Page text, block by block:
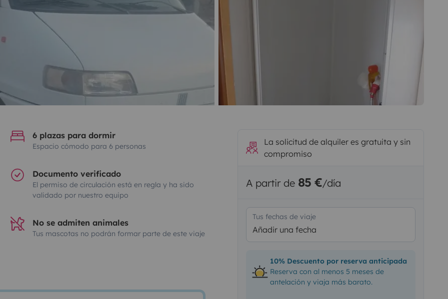
6 plazas para dormir
Espacio cómodo para 6 personas
Documento verificado
El permiso de circulación está en regla y ha sido
validado por nuestro equipo
No se admiten animales
Tus mascotas no podrán formar parte de este viaje
La solicitud de alquiler es gratuita y sin
compromiso
A partir de 85 €/día
Tus fechas de viaje
Añadir una fecha
10% Descuento por reserva anticipada
Reserva con al menos 5 meses de
antelación y viaja más barato.